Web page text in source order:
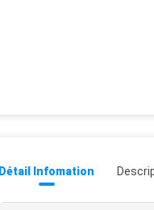
Détail Infomation